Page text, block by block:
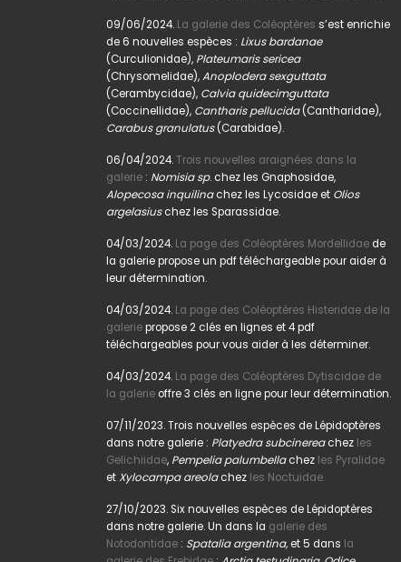
09/06/2024. La galerie des Coléoptères s’est enrichie
de 6 nouvelles espèces : Lixus bardanae
(Curculionidae), Plateumaris sericea
(Chrysomelidae),Anoplodera sexguttata
(Cerambycidae), Calvia quidecimguttata
(Coccinellidae), Cantharis pellucida(Cantharidae),
Carabus granulatus(Carabidae).
06/04/2024.Trois nouvelles araignées dans la
galerie : Nomisia sp. chez les Gnaphosidae,
Alopecosa inquilinachez les Lycosidae et Olios
argelasiuschez les Sparassidae.
04/03/2024. La page des Coléoptères Mordellidaede
la galerie propose un pdf téléchargeable pour aider à
leur détermination.
04/03/2024. La page des Coléoptères Histeridae de la
galeriepropose 2 clés en lignes et 4 pdf
téléchargeables pour vous aider à les déterminer.
04/03/2024. La page des Coléoptères Dytiscidae de
la galerie offre 3 clés en ligne pour leur détermination.
07/11/2023. Trois nouvelles espèces de Lépidoptères
dans notre galerie : Platyedra subcinereachez les
Gelichiidae, Pempelia palumbellachez les Pyralidae
etXylocampa areolachez les Noctuidae.
27/10/2023. Six nouvelles espèces de Lépidoptères
dans notre galerie. Un dans la galerie des
Notodontidae : Spatalia argentina,et 5 dans la